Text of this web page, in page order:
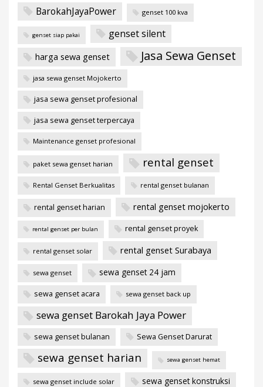
BarokahJayaPower genset 100 kva
genset siap pakai genset silent
harga sewa genset Jasa Sewa Genset
jasa sewa genset Mojokerto
jasa sewa genset profesional
jasa sewa genset terpercaya
Maintenance genset profesional
paket sewa genset harian rental genset
Rental Genset Berkualitas rental genset bulanan
rental genset harian rental genset mojokerto
rental genset per bulan rental genset proyek
rental genset solar rental genset Surabaya
sewa genset sewa genset 24 jam
sewa genset acara sewa genset back up
sewa genset Barokah Jaya Power
sewa genset bulanan Sewa Genset Darurat
sewa genset harian sewa genset hemat
sewa genset include solar sewa genset konstruksi